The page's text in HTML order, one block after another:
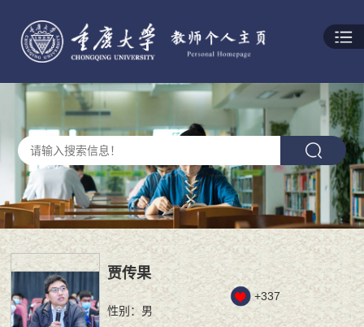
贾传果
性别：男
+337